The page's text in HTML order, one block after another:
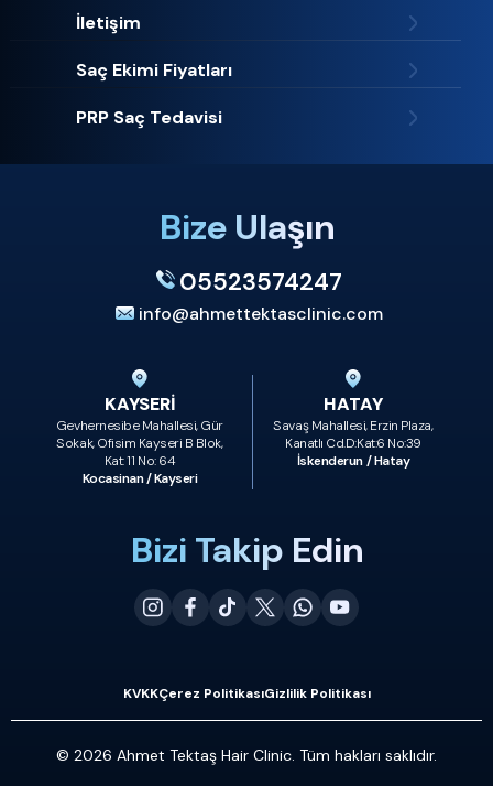
Bize Ulaşın
05523574247
info@ahmettektasclinic.com
KAYSERİ
Gevhernesibe Mahallesi, Gür
Sokak, Ofisim Kayseri B Blok,
Kat: 11 No: 64
Kocasinan / Kayseri
HATAY
Savaş Mahallesi, Erzin Plaza,
Kanatlı Cd.D:Kat:6 No:39
İskenderun / Hatay
Bizi Takip Edin
İletişim
Saç Ekimi Fiyatları
PRP Saç Tedavisi
KVKKÇerez PolitikasıGizlilik Politikası
© 2026 Ahmet Tektaş Hair Clinic. Tüm hakları saklıdır.